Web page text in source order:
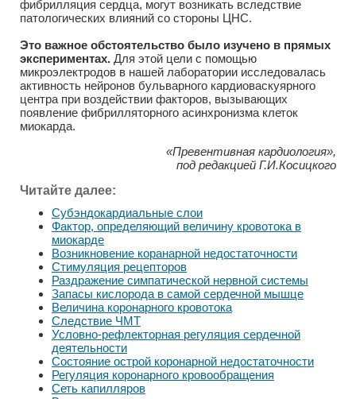
фибрилляция сердца, могут возникать вследствие
патологических влияний со стороны ЦНС.
Это важное обстоятельство было изучено в прямых
экспериментах. Для этой цели с помощью
микроэлектродов в нашей лаборатории исследовалась
активность нейронов бульварного кардиоваскуярного
центра при воздействии факторов, вызывающих
появление фибрилляторного асинхронизма клеток
миокарда.
«Превентивная кардиология»,
под редакцией Г.И.Косицкого
Читайте далее:
Субэндокардиальные слои
Фактор, определяющий величину кровотока в
миокарде
Возникновение коранарной недостаточности
Стимуляция рецепторов
Раздражение симпатической нервной системы
Запасы кислорода в самой сердечной мышце
Величина коронарного кровотока
Следствие ЧМТ
Условно-рефлекторная регуляция сердечной
деятельности
Состояние острой коронарной недостаточности
Регуляция коронарного кровообращения
Сеть капилляров